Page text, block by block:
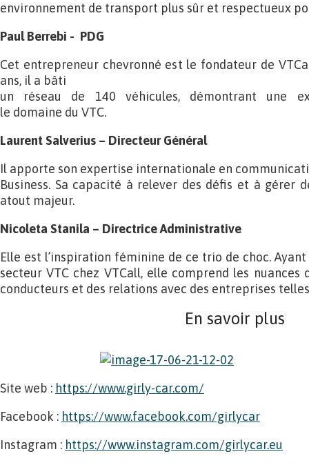
environnement de transport plus sûr et respectueux
Paul Berrebi - PDG
Cet entrepreneur chevronné est le fondateur de
ans, il a bâti
un réseau de 140 véhicules, démontrant une
le domaine du VTC.
Laurent Salverius – Directeur Général
Il apporte son expertise internationale en
Business. Sa capacité à relever des défis et à gérer
atout majeur.
Nicoleta Stanila – Directrice Administrative
Elle est l’inspiration féminine de ce trio de choc.
secteur VTC chez VTCall, elle comprend les nuances
conducteurs et des relations avec des entreprises
En savoir plus
Site web : https://www.girly-car.com/
Facebook : https://www.facebook.com/girlycar
Instagram : https://www.instagram.com/girlycar.eu